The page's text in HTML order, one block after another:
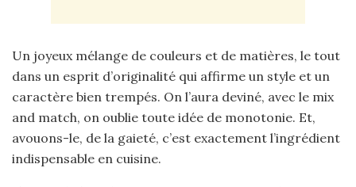
Un joyeux mélange de couleurs et de matières, le tout
dans un esprit d’originalité qui affirme un style et un
caractère bien trempés. On l’aura deviné, avec le mix
and match, on oublie toute idée de monotonie. Et,
avouons-le, de la gaieté, c’est exactement l’ingrédient
indispensable en cuisine.